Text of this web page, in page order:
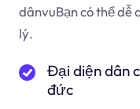
dânvuBạn có thể dễ
lý.
Đại diện dân
đức